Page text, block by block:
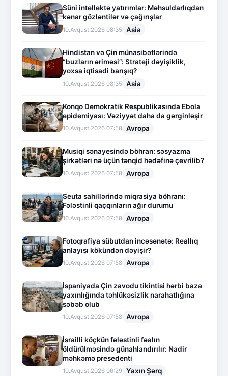
Süni intellektə yatırımlar: Məhsuldarlıqdan
kənar gözləntilər və çağırışlar
10.Avqust.2026 08:35 Asia
Hindistan və Çin münasibətlərində
“buzların əriməsi”: Strateji dəyişiklik,
yoxsa iqtisadi barışıq?
10.Avqust.2026 08:35 Asia
Konqo Demokratik Respublikasında Ebola
epidemiyası: Vəziyyət daha da gərginləşir
10.Avqust.2026 07:58 Avropa
Musiqi sənayesində böhran: səsyazma
şirkətləri nə üçün tənqid hədəfinə çevrilib?
10.Avqust.2026 07:58 Avropa
Seuta sahillərində miqrasiya böhranı:
Fələstinli qaçqınların ağır durumu
10.Avqust.2026 07:58 Avropa
Fotoqrafiya sübutdan incəsənətə: Reallıq
anlayışı kökündən dəyişir?
10.Avqust.2026 07:58 Avropa
İspaniyada Çin zavodu tikintisi hərbi baza
yaxınlığında təhlükəsizlik narahatlığına
səbəb olub
10.Avqust.2026 07:58 Avropa
İsrailli köçkün fələstinli fəalın
öldürülməsində günahlandırılır: Nadir
məhkəmə presedenti
10.Avqust.2026 06:29 Yaxın Şərq